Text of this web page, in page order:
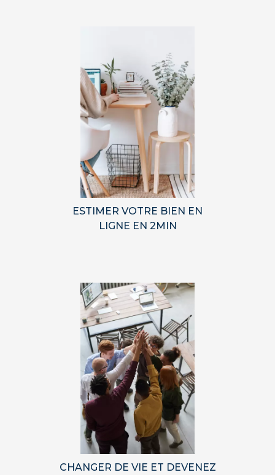
ESTIMER VOTRE BIEN EN
LIGNE EN 2MIN
CHANGER DE VIE ET DEVENEZ